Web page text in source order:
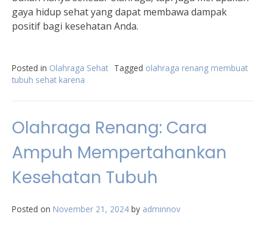
gaya hidup sehat yang dapat membawa dampak
positif bagi kesehatan Anda.
Posted in Olahraga Sehat Tagged olahraga renang membuat
tubuh sehat karena
Olahraga Renang: Cara
Ampuh Mempertahankan
Kesehatan Tubuh
Posted on November 21, 2024 by adminnov